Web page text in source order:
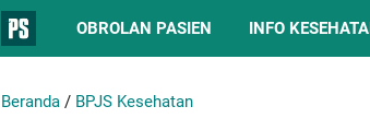
OBROLAN PASIEN INFO
Beranda / BPJS Kesehatan